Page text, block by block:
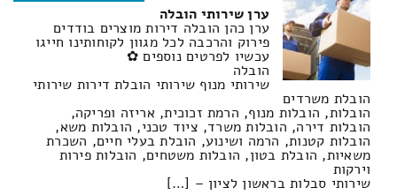
ערן שירותי הובלה
ערן כהן הובלה דירות מוצרים בודדים
פירוק והרכבה לכל מגוון לקוחותינו חייגו
עכשיו לפרטים נוספים ✿
הובלה
שירותי מנוף שירותי הובלת דירות שירותי
הובלת משרדים
הובלות, הובלות מנוף, הרמת זכוכית, אריזה ופריקה,
הובלות דירה, הובלות משרד, ציוד טכני, הובלות משא,
הובלות קטנות, הרמה ושינוע, הובלת בעלי חיים, השכרת
משאיות, הובלת בטון, הובלות משטחים, הובלות פירות
וירקות
שירותי סבלות בראשון לציון – […]